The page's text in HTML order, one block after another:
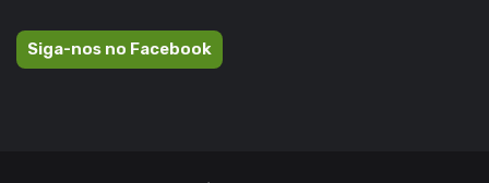
Siga-nos no Facebook